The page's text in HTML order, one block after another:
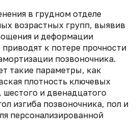
в грудном отделе
возрастных групп, выявив
и деформации
к потере прочности
позвоночника.
такие параметры, как
плотность ключевых
шестого и двенадцатого
изгиба позвоночника, пол и
персонализированной